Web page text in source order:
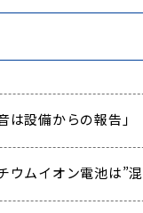
は設備からの報告」
ウムイオン電池は”混